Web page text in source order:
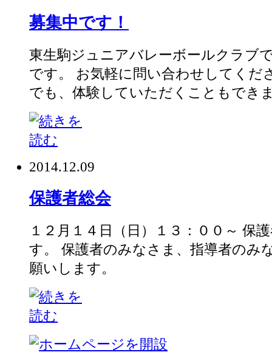
募集中です！
東生駒ジュニアバレーボールクラブ
です。 お気軽に問い合わせしてくだ
でも、体験していただくこともでき
2014.12.09
保護者総会
１２月１４日（日）１３：００～ 保
す。 保護者のみなさま、指導者のみ
願いします。